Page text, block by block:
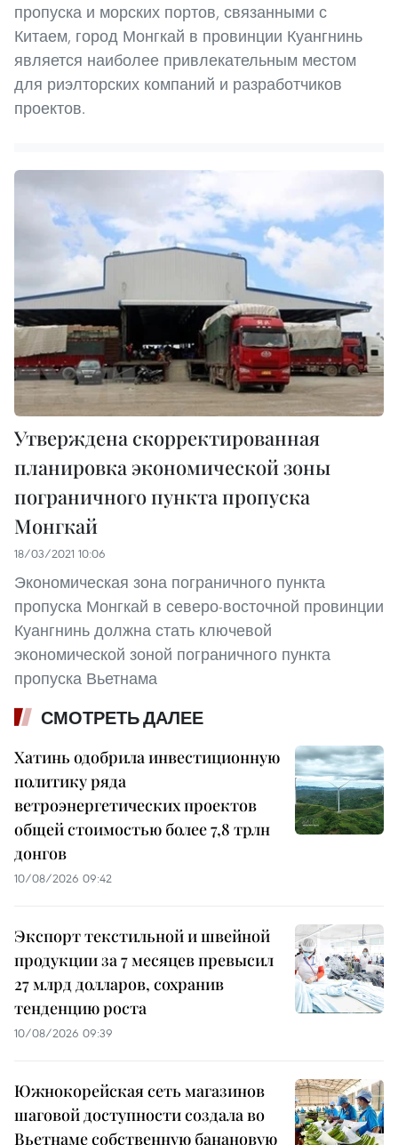
пропуска и морских портов, связанными с
Китаем, город Монгкай в провинции Куангнинь
является наиболее привлекательным местом
для риэлторских компаний и разработчиков
проектов.
Утверждена скорректированная
планировка экономической зоны
пограничного пункта пропуска
Монгкай
18/03/2021 10:06
Экономическая зона пограничного пункта
пропуска Монгкай в северо-восточной провинции
Куангнинь должна стать ключевой
экономической зоной пограничного пункта
пропуска Вьетнама
СМОТРЕТЬ ДАЛЕЕ
Хатинь одобрила инвестиционную
политику ряда
ветроэнергетических проектов
общей стоимостью более 7,8 трлн
донгов
10/08/2026 09:42
Экспорт текстильной и швейной
продукции за 7 месяцев превысил
27 млрд долларов, сохранив
тенденцию роста
10/08/2026 09:39
Южнокорейская сеть магазинов
шаговой доступности создала во
Вьетнаме собственную банановую